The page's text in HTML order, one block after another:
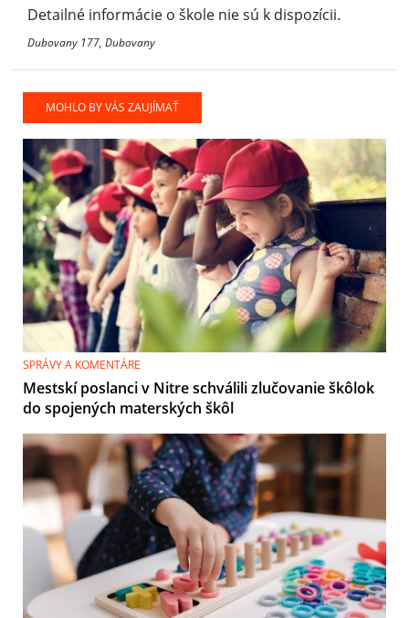
Detailné informácie o škole nie sú k dispozícii.
Dubovany 177, Dubovany
MOHLO BY VÁS ZAUJÍMAŤ
SPRÁVY A KOMENTÁRE
Mestskí poslanci v Nitre schválili zlučovanie škôlok
do spojených materských škôl